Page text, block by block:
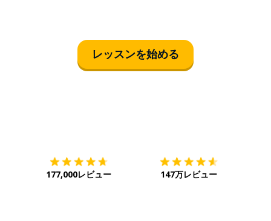
レッスンを始める
177,000レビュー 147万レビュー